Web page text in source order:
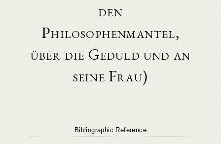
den
Philosophenmantel,
über die Geduld und an
seine Frau)
Bibliographic Reference